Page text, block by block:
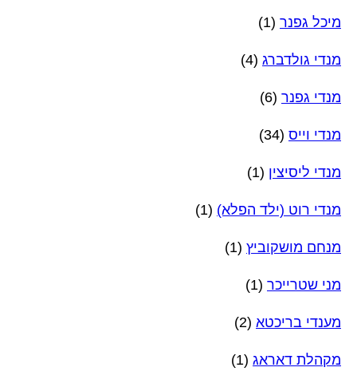
מיכל גפנר (1)
מנדי גולדברג (4)
מנדי גפנר (6)
מנדי וייס (34)
מנדי ליסיצין (1)
מנדי רוט (ילד הפלא) (1)
מנחם מושקוביץ (1)
מני שטרייכר (1)
מענדי בריכטא (2)
מקהלת דאראג (1)